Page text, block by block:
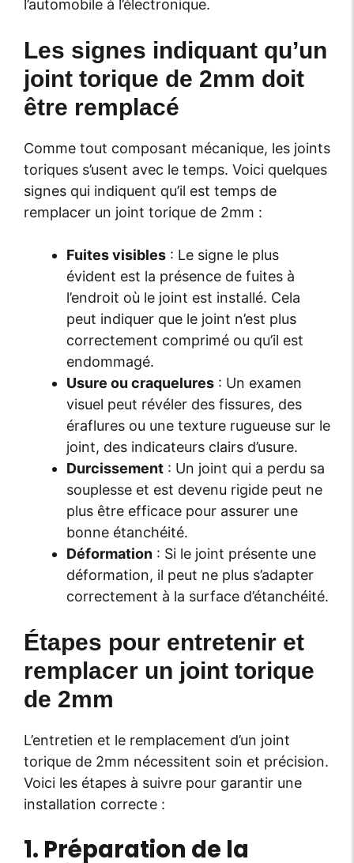
l’automobile à l’électronique.
Les signes indiquant qu’un
joint torique de 2mm doit
être remplacé
Comme tout composant mécanique, les joints
toriques s’usent avec le temps. Voici quelques
signes qui indiquent qu’il est temps de
remplacer un joint torique de 2mm :
Fuites visibles : Le signe le plus
évident est la présence de fuites à
l’endroit où le joint est installé. Cela
peut indiquer que le joint n’est plus
correctement comprimé ou qu’il est
endommagé.
Usure ou craquelures : Un examen
visuel peut révéler des fissures, des
éraflures ou une texture rugueuse sur le
joint, des indicateurs clairs d’usure.
Durcissement : Un joint qui a perdu sa
souplesse et est devenu rigide peut ne
plus être efficace pour assurer une
bonne étanchéité.
Déformation : Si le joint présente une
déformation, il peut ne plus s’adapter
correctement à la surface d’étanchéité.
Étapes pour entretenir et
remplacer un joint torique
de 2mm
L’entretien et le remplacement d’un joint
torique de 2mm nécessitent soin et précision.
Voici les étapes à suivre pour garantir une
installation correcte :
1. Préparation de la